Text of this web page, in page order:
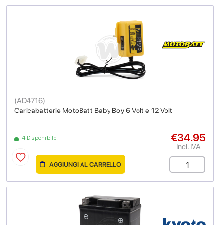
Caricabatterie MotoBatt Baby Boy 6 Volt e 12 Volt
(AD4716)
4 Disponibile €34.95
Incl. IVA
AGGIUNGI AL CARRELLO